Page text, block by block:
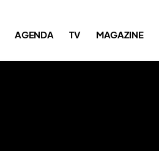
AGENDA TV MAGAZINE